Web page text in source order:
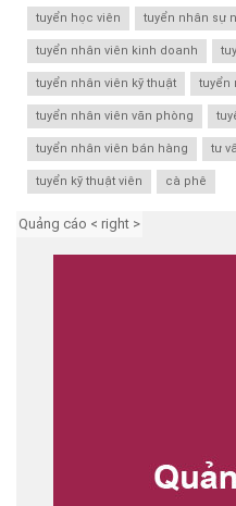
tuyển học viên tuyển nhân sự
tuyển nhân viên kinh doanh
tuyển nhân viên kỹ thuật tuyển
tuyển nhân viên văn phòng
tuyển nhân viên bán hàng tư
tuyển kỹ thuật viên cà phê
Quảng cáo < right >